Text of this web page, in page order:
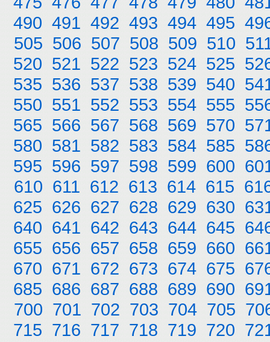
490 491 492 493 494 495
505 506 507 508 509 510
520 521 522 523 524 525
535 536 537 538 539 540
550 551 552 553 554 555
565 566 567 568 569 570
580 581 582 583 584 585
595 596 597 598 599 600
610 611 612 613 614 615
625 626 627 628 629 630
640 641 642 643 644 645
655 656 657 658 659 660
670 671 672 673 674 675
685 686 687 688 689 690
700 701 702 703 704 705
715 716 717 718 719 720